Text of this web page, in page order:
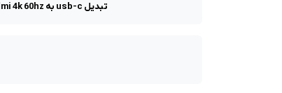
تبدیل usb-c به hdmi 4k 60hz لنشن مدل cu208 انتقال تصویر از لپ تاپ، تبلت یا تلفن همراه به مانیتور، پروژکتور یا hdtv بدون نیاز به درایور یا نرم افزار در...